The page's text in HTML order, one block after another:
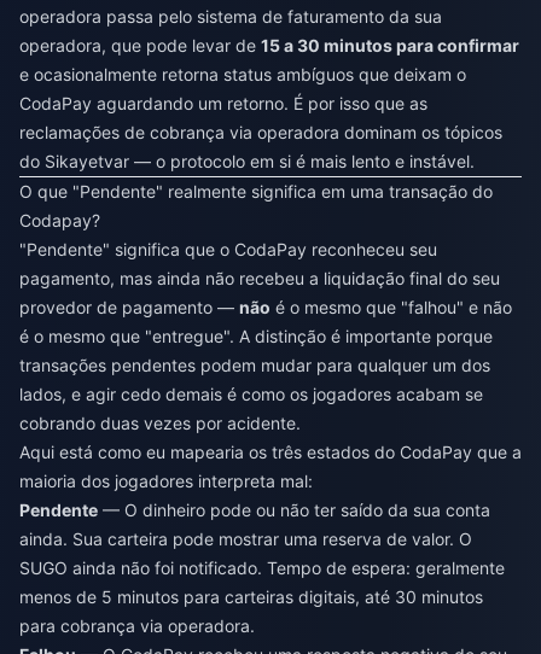
operadora passa pelo sistema de faturamento da sua
operadora, que pode levar de 15 a 30 minutos para confirmar
e ocasionalmente retorna status ambíguos que deixam o
CodaPay aguardando um retorno. É por isso que as
reclamações de cobrança via operadora dominam os tópicos
do Sikayetvar — o protocolo em si é mais lento e instável.
O que "Pendente" realmente significa em uma transação do
Codapay?
"Pendente" significa que o CodaPay reconheceu seu
pagamento, mas ainda não recebeu a liquidação final do seu
provedor de pagamento — não é o mesmo que "falhou" e não
é o mesmo que "entregue". A distinção é importante porque
transações pendentes podem mudar para qualquer um dos
lados, e agir cedo demais é como os jogadores acabam se
cobrando duas vezes por acidente.
Aqui está como eu mapearia os três estados do CodaPay que a
maioria dos jogadores interpreta mal:
Pendente — O dinheiro pode ou não ter saído da sua conta
ainda. Sua carteira pode mostrar uma reserva de valor. O
SUGO ainda não foi notificado. Tempo de espera: geralmente
menos de 5 minutos para carteiras digitais, até 30 minutos
para cobrança via operadora.